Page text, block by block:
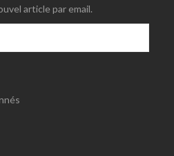
article par email.